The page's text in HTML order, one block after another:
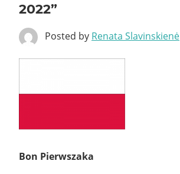
2022”
Posted by Renata Slavinskienė
Bon Pierwszaka